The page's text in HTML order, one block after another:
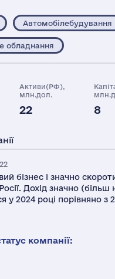
Автомобілебудування
обладнання
Активи(РФ),
млн.дол.
22 8
бізнес і значно
Дохід значно (більш
у 2024 році порівняно з
компанії: